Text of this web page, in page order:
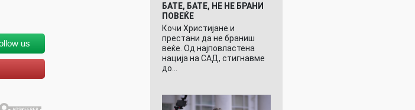
us
БАТЕ, БАТЕ, НЕ НЕ БРАНИ
ПОВЕЌЕ
Кочи Христијане и
престани да не браниш
веќе. Од најповластена
нација на САД, стигнавме
до…